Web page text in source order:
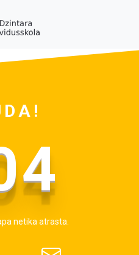
netika atrasta.